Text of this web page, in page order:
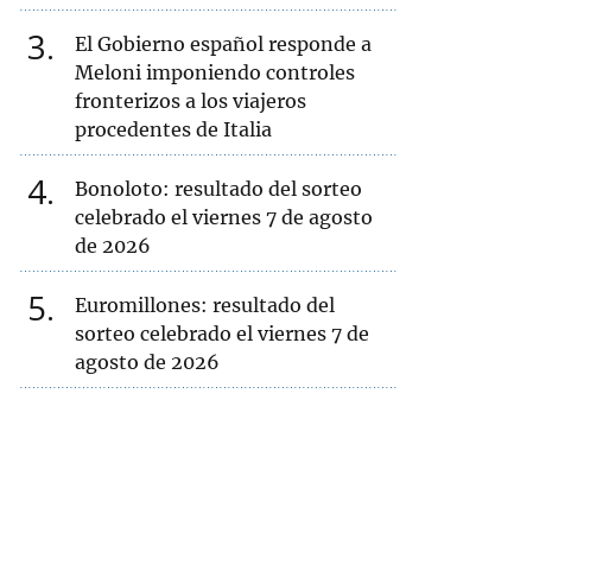
3
El Gobierno español responde a
Meloni imponiendo controles
fronterizos a los viajeros
procedentes de Italia
4
Bonoloto: resultado del sorteo
celebrado el viernes 7 de agosto
de 2026
5
Euromillones: resultado del
sorteo celebrado el viernes 7 de
agosto de 2026